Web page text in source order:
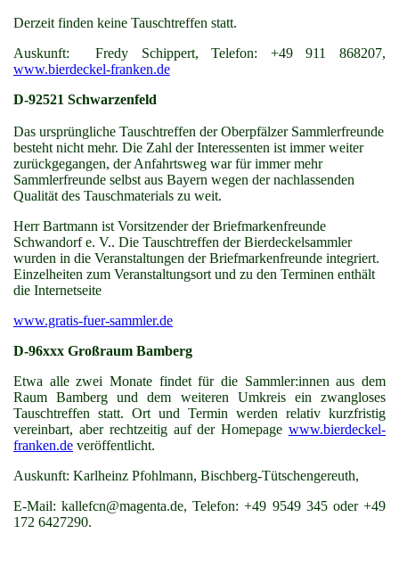
Derzeit finden keine Tauschtreffen statt.
Auskunft: Fredy Schippert, Telefon: +49 911 868207,
www.bierdeckel-franken.de
D-92521 Schwarzenfeld
Das ursprüngliche Tauschtreffen der Oberpfälzer Sammlerfreunde
besteht nicht mehr. Die Zahl der Interessenten ist immer weiter
zurückgegangen, der Anfahrtsweg war für immer mehr
Sammlerfreunde selbst aus Bayern wegen der nachlassenden
Qualität des Tauschmaterials zu weit.
Herr Bartmann ist Vorsitzender der Briefmarkenfreunde
Schwandorf e. V.. Die Tauschtreffen der Bierdeckelsammler
wurden in die Veranstaltungen der Briefmarkenfreunde integriert.
Einzelheiten zum Veranstaltungsort und zu den Terminen enthält
die Internetseite
www.gratis-fuer-sammler.de
D-96xxx Großraum Bamberg
Etwa alle zwei Monate findet für die Sammler:innen aus dem
Raum Bamberg und dem weiteren Umkreis ein zwangloses
Tauschtreffen statt. Ort und Termin werden relativ kurzfristig
vereinbart, aber rechtzeitig auf der Homepage www.bierdeckel-
franken.de veröffentlicht.
Auskunft: Karlheinz Pfohlmann, Bischberg-Tütschengereuth,
E-Mail: kallefcn@magenta.de, Telefon: +49 9549 345 oder +49
172 6427290.